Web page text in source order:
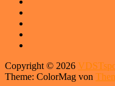
Copyright © 2026
Theme: ColorMag von